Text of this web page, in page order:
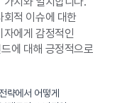
적 이슈에 대한
에게 감정적인
에 대해 긍정적으로
략에서 어떻게